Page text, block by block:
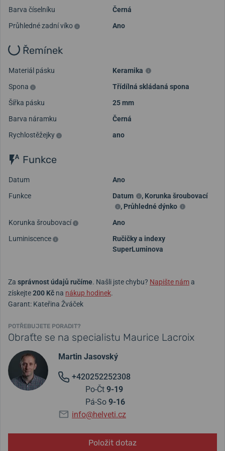
Barva číselníku
Černá
Průhledné zadní víko
Ano
Řemínek
Materiál pásku
Keramika
Spona
Třídílná skládaná spona
Šířka pásku
25 mm
Barva náramku
Černá
Rychlostěžejky
ano
Funkce
Datum
Ano
Funkce
Datum , Korunka šroubovací
, Průhledné dýnko
Korunka šroubovací
Ano
Luminiscence
Ručičky a indexy
SuperLuminova
Za správnost údajů ručíme. Našli jste chybu? Napište náma
získejte200 Kč na nákup hodinek.
Garant: Kateřina Žváček
POTŘEBUJETE PORADIT?
Obraťte se na specialistu Maurice Lacroix
Martin Jasovský
+420252252308
Po-Čt 9-19
Pá-So 9-16
info@helveti.cz
Položit dotaz